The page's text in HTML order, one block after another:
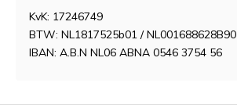
KvK: 17246749
BTW: NL1817525b01 / NL001688628B90
IBAN: A.B.N NL06 ABNA 0546 3754 56